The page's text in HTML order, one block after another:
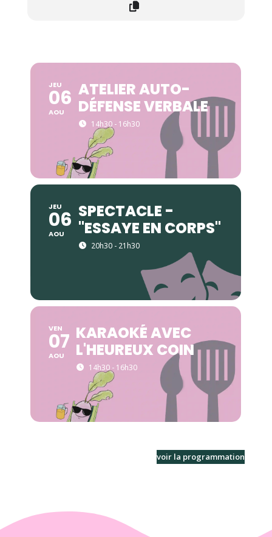
JEU
06
AOU
ATELIER AUTO-
DÉFENSE VERBALE
14h30 - 16h30
JEU
06
AOU
SPECTACLE -
"ESSAYE EN CORPS"
20h30 - 21h30
VEN
07
AOU
KARAOKÉ AVEC
L'HEUREUX COIN
14h30 - 16h30
voir la programmation